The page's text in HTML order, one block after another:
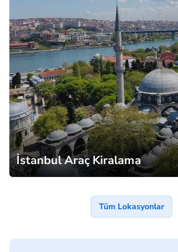
İstanbul Araç Kiralama
Tüm Lokasyonlar